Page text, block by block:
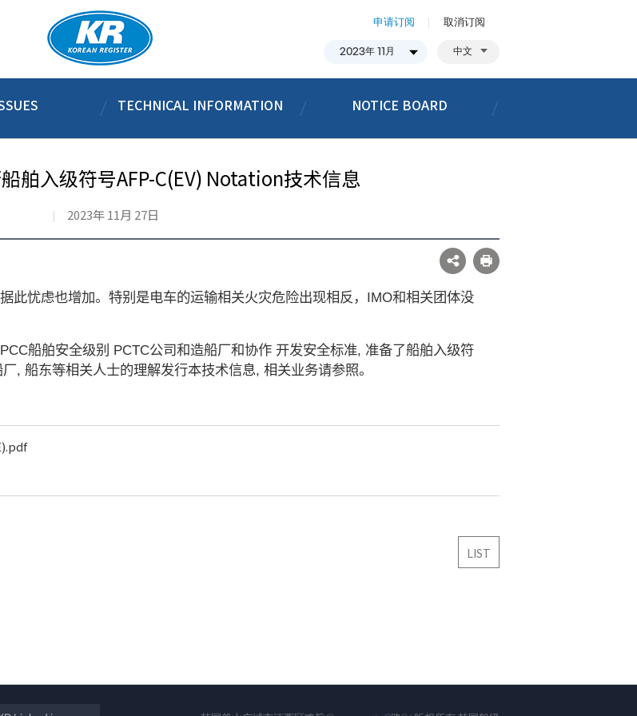
申请订阅 取消订阅
中文
TECHNICAL INFORMATION NOTICE BOARD
舶入级符号AFP-C(EV) Notation技术信息
2023年 11月 27日
此忧虑也增加。特别是电车的运输相关火灾危险出现相反， IMO和相关团体没
船舶安全级别 PCTC公司和造船厂和协作 开发安全标准, 准备了船舶入级符
厂, 船东等相关人士的理解发行本技术信息, 相关业务请参照。
LIST